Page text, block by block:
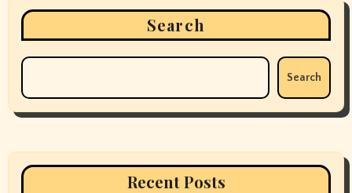
Search
Search
Recent Posts